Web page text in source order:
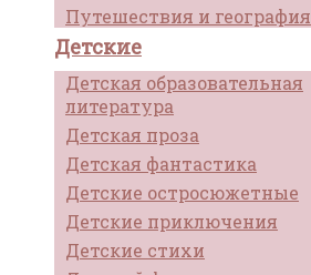
Путешествия и география
Детские
Детская образовательная
литература
Детская проза
Детская фантастика
Детские остросюжетные
Детские приключения
Детские стихи